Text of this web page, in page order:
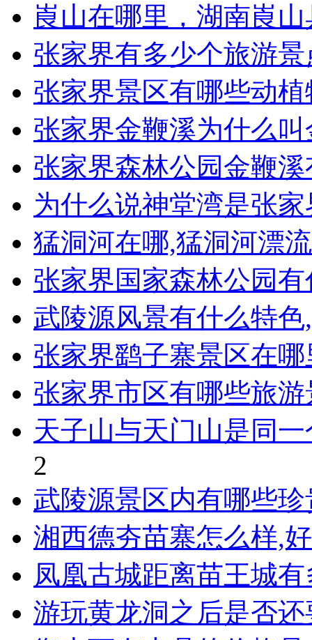
崀山在哪里，湖南崀
张家界有多少个旅游景
张家界景区有哪些动植
张家界金鞭溪为什么
张家界森林公园金鞭
为什么说神堂湾是张
猛洞河在哪,猛洞河漂
张家界国家森林公园
武陵源风景有什么特
张家界鹞子寨景区在
张家界市区有哪些旅
天子山与天门山是同
2
武陵源景区内有哪些
湘西德夯苗寨怎么样,
凤凰古城距离苗王城
游玩黄龙洞之后是否